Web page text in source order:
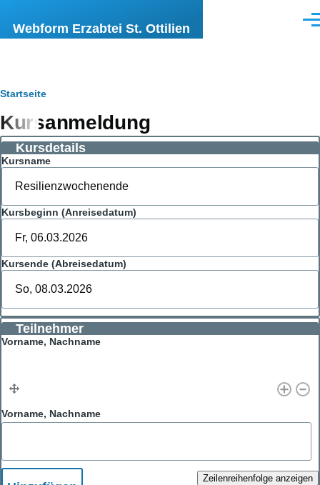
Webform Erzabtei St. Ottilien
Pfadnavigation
Startseite
Kursanmeldung
Kursdetails
Kursname
Kursbeginn (Anreisedatum)
Kursende (Abreisedatum)
Teilnehmer
Vorname, Nachname
Vorname, Nachname
Zeilenreihenfolge anzeigen